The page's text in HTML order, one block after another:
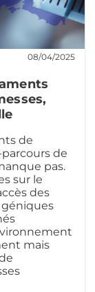
08/04/2025
de
de
pas.
sur le
des
mais